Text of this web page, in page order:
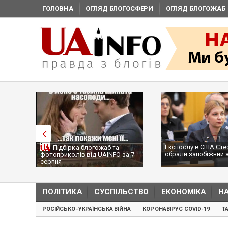
ГОЛОВНА ОГЛЯД БЛОГОСФЕРИ ОГЛЯД БЛОГОЖАБ
Підбірка блогожаб та
фотоприколів від UAINFO за 7
серпня
Експослу в США
обрали запобіжний
ПОЛІТИКА СУСПІЛЬСТВО ЕКОНОМІКА
РОСІЙСЬКО-УКРАЇНСЬКА ВІЙНА КОРОНАВІРУС COVID-19